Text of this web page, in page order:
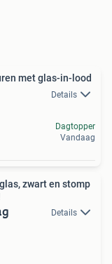
met glas-in-lood
Details
Dagtopper
Vandaag
zwart en stomp
Details